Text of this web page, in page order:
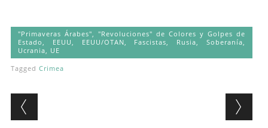
"Primaveras Árabes", "Revoluciones" de Colores y Golpes de
Estado
EEUU EEUU/OTAN Fascistas Rusia Soberanía
Ucrania
UE
Tagged Crimea
Post navigation